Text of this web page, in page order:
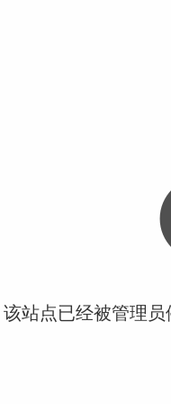
站点已经被管理